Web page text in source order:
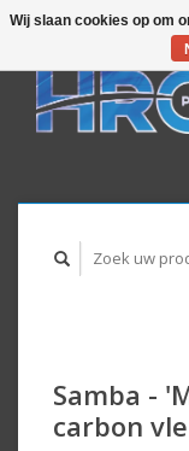
Samba -
carbon
Wij slaan cookies op om